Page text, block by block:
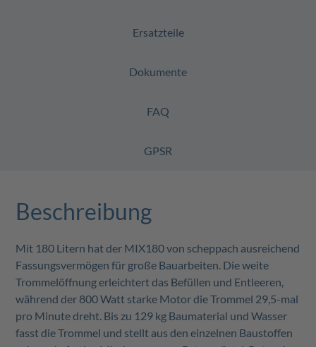
Ersatzteile
Dokumente
FAQ
GPSR
Beschreibung
Mit 180 Litern hat der MIX180 von scheppach ausreichend
Fassungsvermögen für große Bauarbeiten. Die weite
Trommelöffnung erleichtert das Befüllen und Entleeren,
während der 800 Watt starke Motor die Trommel 29,5-mal
pro Minute dreht. Bis zu 129 kg Baumaterial und Wasser
fasst die Trommel und stellt aus den einzelnen Baustoffen